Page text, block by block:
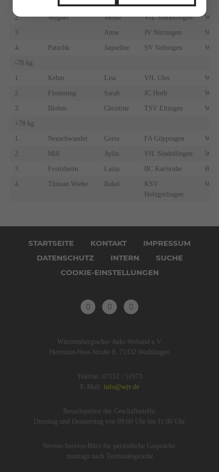
2. Wegner Meike VfL Sindelfingen WÜ
3. Anne JV Nürtingen WÜ
4. Patzchk Jaqueline SV Vaihingen WÜ
-78 kg
1. Kehm Lisa VfL Ulm WÜ
2. Flemming Sarah JC Horb WÜ
3. Blohm Christine TSV Eltingen WÜ
+78 kg
1. Neuschwander Greta FA Göppingen WÜ
2. Mill Aylin VfL Sindelfingen WÜ
3. Froitzheim Luisa BC Karlsruhe BA
4. Thissan Wiebe Rahel
KSV
Holzgerlingen
WÜ
überspringenSTARTSEITE KONTAKT
IMPRESSUM
DATENSCHUTZ
INTERN
SUCHE
COOKIE-EINSTELLUNGEN
Württembergischer Judo-Verband e.V.
Hermann-Hess-Straße 8, 71332 Waiblingen
Telefon: 07151 / 51973
E-Mail: info@wjv.de
Besuchszeiten der Geschäftsstelle:
Dienstag und Donnerstag von 09:00 Uhr bis 11:00 Uhr
Vereins-Service-Büro für persönliche Gespräche:
montags nach Terminabsprache